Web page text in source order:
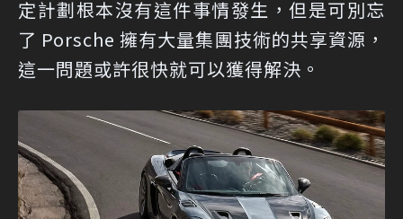
定計劃根本沒有這件事情發生，但是可別忘
了 Porsche 擁有大量集團技術的共享資源，
這一問題或許很快就可以獲得解決。